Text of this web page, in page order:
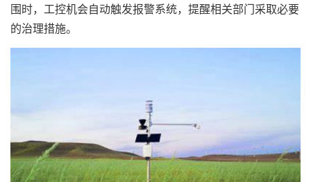
围时，工控机会自动触发报警系统，提醒相关部门采取必要
的治理措施。